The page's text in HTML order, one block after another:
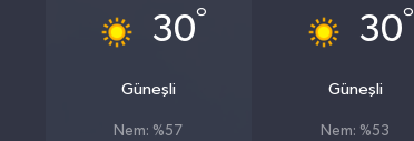
30°
Güneşli
Nem: %57
30°
Güneşli
Nem: %53